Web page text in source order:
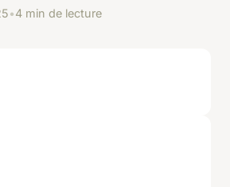
•4 min de lecture